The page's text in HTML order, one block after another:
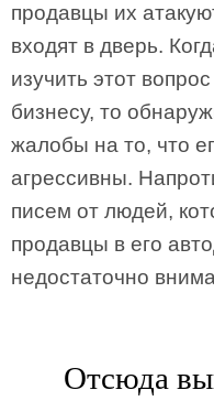
продавцы их
входят в дверь.
изучить этот
бизнесу, то
жалобы на то, что
агрессивны.
писем от людей,
продавцы в его
недостаточно
Отсюда